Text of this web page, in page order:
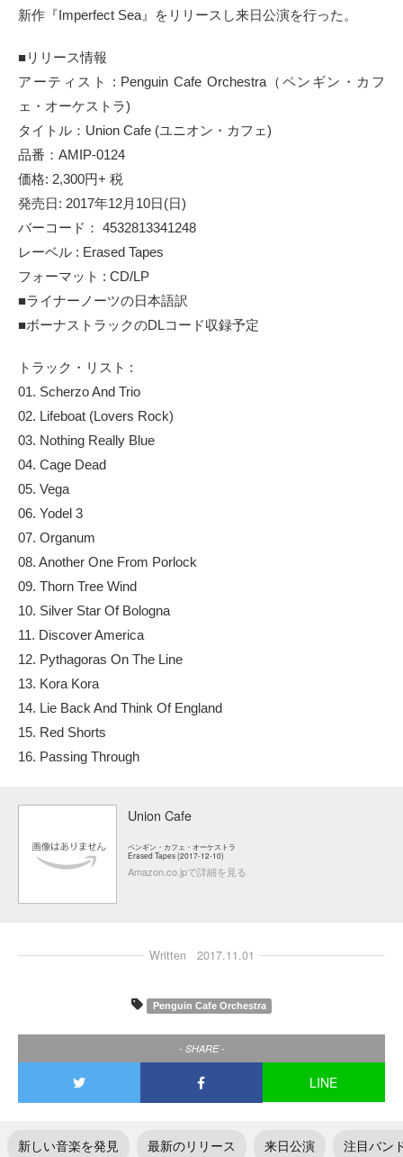
新作『Imperfect Sea』をリリースし来日公演を行った。
■リリース情報
アーティスト : Penguin Cafe Orchestra（ペンギン・カフ
ェ・オーケストラ)
タイトル：Union Cafe (ユニオン・カフェ)
品番：AMIP-0124
価格: 2,300円+ 税
発売日: 2017年12月10日(日)
バーコード： 4532813341248
レーベル : Erased Tapes
フォーマット : CD/LP
■ライナーノーツの日本語訳
■ボーナストラックのDLコード収録予定
トラック・リスト :
01. Scherzo And Trio
02. Lifeboat (Lovers Rock)
03. Nothing Really Blue
04. Cage Dead
05. Vega
06. Yodel 3
07. Organum
08. Another One From Porlock
09. Thorn Tree Wind
10. Silver Star Of Bologna
11. Discover America
12. Pythagoras On The Line
13. Kora Kora
14. Lie Back And Think Of England
15. Red Shorts
16. Passing Through
Union Cafe
ペンギン・カフェ・オーケストラ
Erased Tapes (2017-12-10)
Amazon.co.jpで詳細を見る
Written 2017.11.01
Penguin Cafe Orchestra
- SHARE -
LINE
新しい音楽を発見 最新のリリース 来日公演 注目バン